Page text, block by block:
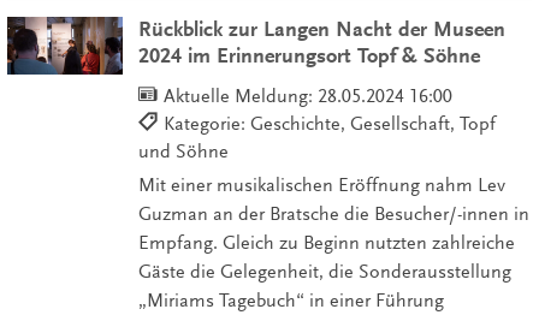
Rückblick zur Langen Nacht der Museen
2024 im Erinnerungsort Topf & Söhne
Aktuelle Meldung: 28.05.2024 16:00
Kategorie: Geschichte, Gesellschaft, Topf
und Söhne
Mit einer musikalischen Eröffnung nahm Lev
Guzman an der Bratsche die Besucher/-innen in
Empfang. Gleich zu Beginn nutzten zahlreiche
Gäste die Gelegenheit, die Sonderausstellung
„Miriams Tagebuch“ in einer Führung